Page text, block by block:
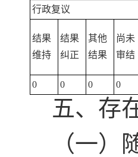
行政复议
结果
维持
结果
纠正
其他
结果
尚未
审结
0
0 0 0
五、存
（一